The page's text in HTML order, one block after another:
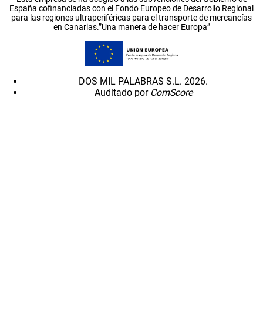
España cofinanciadas con el Fondo Europeo de Desarrollo Regional
para las regiones ultraperiféricas para el transporte de mercancías
en Canarias.”Una manera de hacer Europa”
DOS MIL PALABRAS S.L. 2026.
Auditado por ComScore